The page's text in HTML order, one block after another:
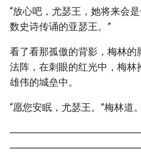
“放心吧，尤瑟王，她将来会
数史诗传诵的亚瑟王。”
看了看那孤傲的背影，梅林
法阵，在刺眼的红光中，梅
雄伟的城垒中。
“愿您安眠，尤瑟王。”梅林道。